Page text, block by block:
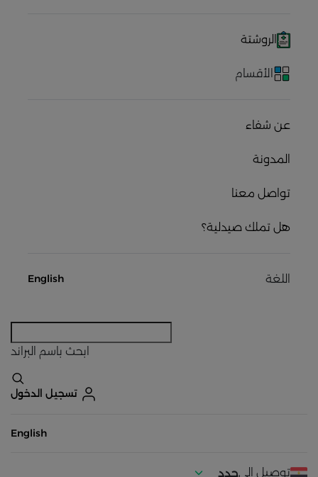
الروشتة
الأقسام
عن شفاء
المدونة
تواصل معنا
هل تملك صيدلية؟
اللغة English
ابحث باسم البراند
تسجيل الدخول
English
توصيل الىحدد